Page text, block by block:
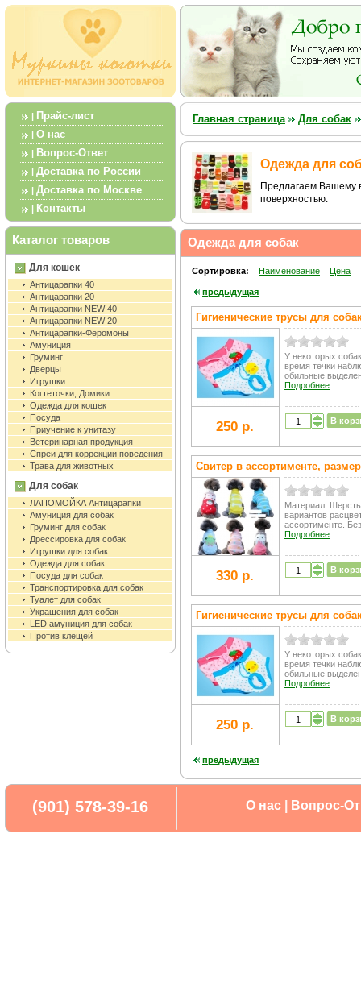
| Прайс-лист
| О нас
| Вопрос-Ответ
| Доставка по России
| Доставка по Москве
| Контакты
Каталог товаров
Для кошек
Антицарапки 40
Антицарапки 20
Антицарапки NEW 40
Антицарапки NEW 20
Антицарапки-Феромоны
Амуниция
Груминг
Дверцы
Игрушки
Когтеточки, Домики
Одежда для кошек
Посуда
Приучение к унитазу
Ветеринарная продукция
Спреи для коррекции поведения
Трава для животных
Для собак
ЛАПОМОЙКА Антицарапки
Амуниция для собак
Груминг для собак
Дрессировка для собак
Игрушки для собак
Одежда для собак
Посуда для собак
Транспортировка для собак
Туалет для собак
Украшения для собак
LED амуниция для собак
Против клещей
Главная страница Для собак
Одежда для
Предлагаем Вашему
поверхностью.
Одежда для собак
Сортировка: Наименование Цена
предыдущая
Гигиенические трусы для
У некоторых
время течки
обильные
Подробнее
250 р. В
Свитер в ассортименте,
Материал:
вариантов
ассортименте.
Подробнее
330 р. В
Гигиенические трусы для
У некоторых
время течки
обильные
Подробнее
250 р. В
предыдущая
(901) 578-39-16 О нас Вопрос-